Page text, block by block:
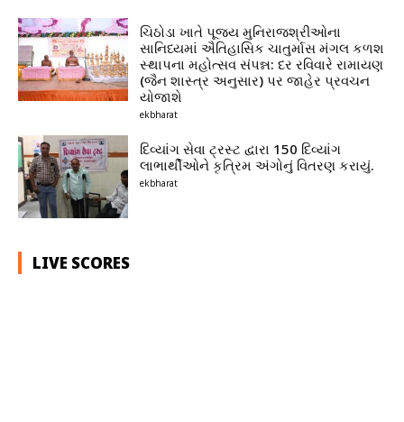
ચિઠોડા ખાતે પૂજ્ય મુનિરાજશ્રીઓના
સાનિધ્યમાં ઐતિહાસિક ચાતુર્માસ મંગલ કળશ
સ્થાપના મહોત્સવ સંપન્ન: દર રવિવારે રામાયણ
(જૈન શાસ્ત્ર અનુસાર) પર જાહેર પ્રવચન
યોજાશે
ekbharat
દિવ્યાંગ સેવા ટ્રસ્ટ દ્વારા 150 દિવ્યાંગ
લાભાર્થીઓને કૃત્રિમ અંગોનું વિતરણ કરાયું.
ekbharat
LIVE SCORES